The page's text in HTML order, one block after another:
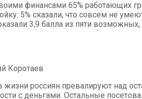
финансами 65% работающих
5% сказали, что совсем не
3,9 балла из пяти
Коротаев
россиян превалируют над
с деньгами. Остальные